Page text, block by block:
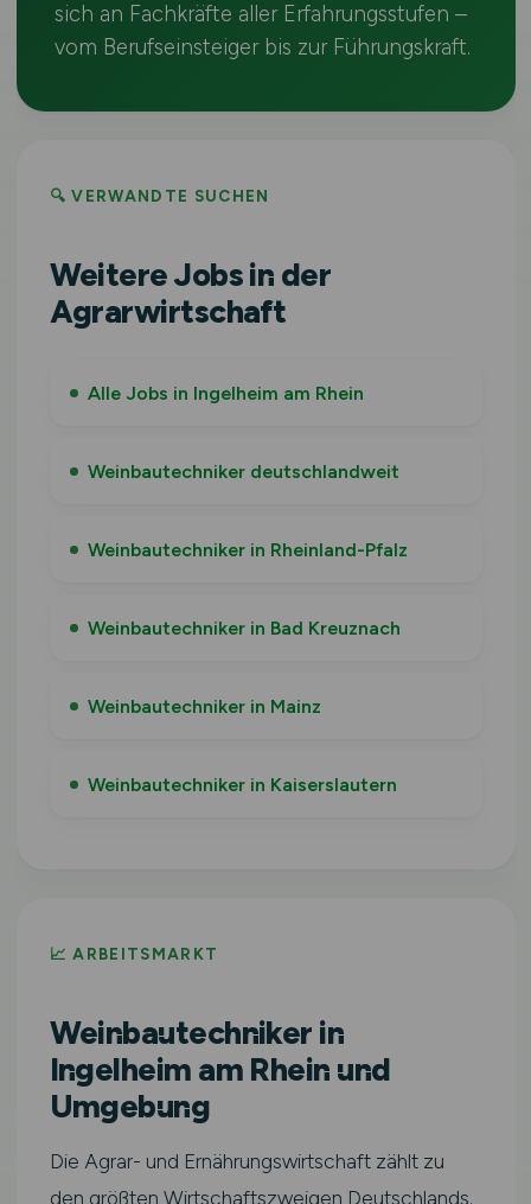
sich an Fachkräfte aller Erfahrungsstufen –
vom Berufseinsteiger bis zur Führungskraft.
🔍 VERWANDTE SUCHEN
Weitere Jobs in der
Agrarwirtschaft
Alle Jobs in Ingelheim am Rhein
Weinbautechniker deutschlandweit
Weinbautechniker in Rheinland-Pfalz
Weinbautechniker in Bad Kreuznach
Weinbautechniker in Mainz
Weinbautechniker in Kaiserslautern
📈 ARBEITSMARKT
Weinbautechniker in
Ingelheim am Rhein und
Umgebung
Die Agrar- und Ernährungswirtschaft zählt zu
den größten Wirtschaftszweigen Deutschlands.